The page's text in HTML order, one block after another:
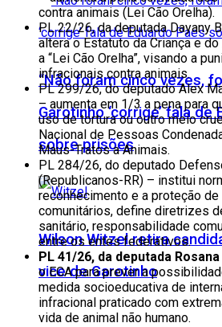
“Não foram cinco vezes,
Garotinho ‘corrige’ fala de
sobre prisões
Wilson Witzel retira
vice de Garotinho
contra animais (Lei Cão Orelha).
PL 22/26, da deputada Dayany
altera o Estatuto da Criança e
a “Lei Cão Orelha”, visando a
infracionais contra animais.
PL 299/26, do deputado Alex
– aumenta em 1/3 a pena para
uso de tortura ou outro meio
Nacional de Pessoas
Maus-Tratos a Animais.
PL 284/26, do deputado
(Republicanos-RR) – institui
reconhecimento e a proteção
comunitários, define diretrizes
sanitário, responsabilidade
entre os entes federativos.
PL 41/26, da deputada
o ECA para prever a
medida socioeducativa de
infracional praticado com
vida de animal não humano.